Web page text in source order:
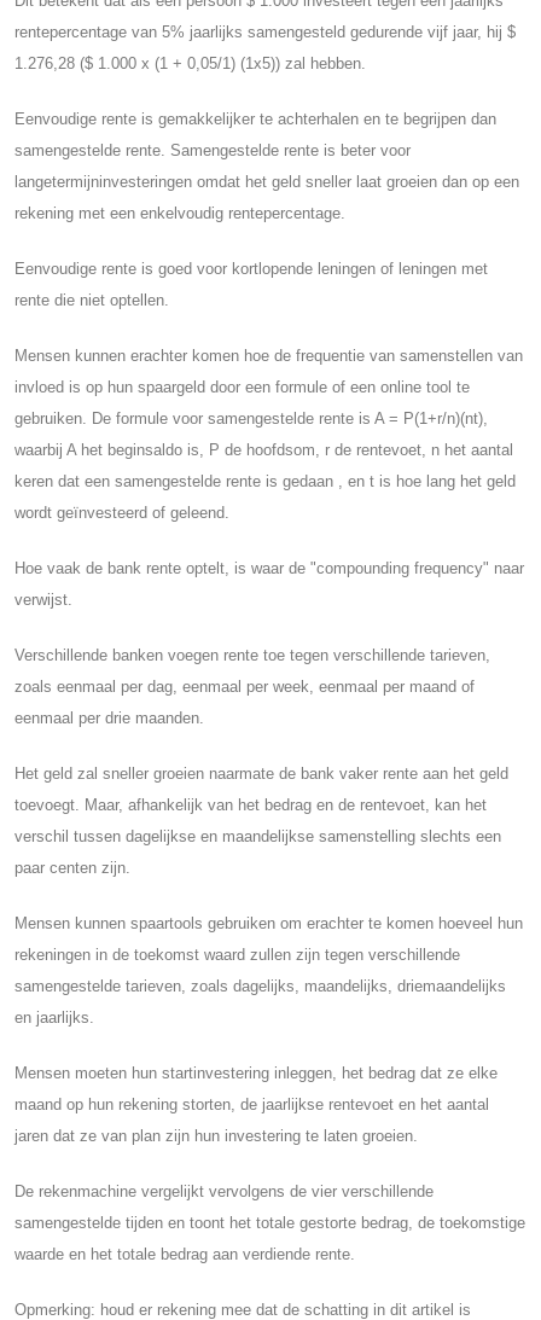
rentepercentage van 5% jaarlijks samengesteld gedurende vijf jaar, hij $
1.276,28 ($ 1.000 x (1 + 0,05/1) (1x5)) zal hebben.
Eenvoudige rente is gemakkelijker te achterhalen en te begrijpen dan
samengestelde rente. Samengestelde rente is beter voor
langetermijninvesteringen omdat het geld sneller laat groeien dan op een
rekening met een enkelvoudig rentepercentage.
Eenvoudige rente is goed voor kortlopende leningen of leningen met
rente die niet optellen.
Mensen kunnen erachter komen hoe de frequentie van samenstellen van
invloed is op hun spaargeld door een formule of een online tool te
gebruiken. De formule voor samengestelde rente is A = P(1+r/n)(nt),
waarbij A het beginsaldo is, P de hoofdsom, r de rentevoet, n het aantal
keren dat een samengestelde rente is gedaan , en t is hoe lang het geld
wordt geïnvesteerd of geleend.
Hoe vaak de bank rente optelt, is waar de "compounding frequency" naar
verwijst.
Verschillende banken voegen rente toe tegen verschillende tarieven,
zoals eenmaal per dag, eenmaal per week, eenmaal per maand of
eenmaal per drie maanden.
Het geld zal sneller groeien naarmate de bank vaker rente aan het geld
toevoegt. Maar, afhankelijk van het bedrag en de rentevoet, kan het
verschil tussen dagelijkse en maandelijkse samenstelling slechts een
paar centen zijn.
Mensen kunnen spaartools gebruiken om erachter te komen hoeveel hun
rekeningen in de toekomst waard zullen zijn tegen verschillende
samengestelde tarieven, zoals dagelijks, maandelijks, driemaandelijks
en jaarlijks.
Mensen moeten hun startinvestering inleggen, het bedrag dat ze elke
maand op hun rekening storten, de jaarlijkse rentevoet en het aantal
jaren dat ze van plan zijn hun investering te laten groeien.
De rekenmachine vergelijkt vervolgens de vier verschillende
samengestelde tijden en toont het totale gestorte bedrag, de toekomstige
waarde en het totale bedrag aan verdiende rente.
Opmerking: houd er rekening mee dat de schatting in dit artikel is